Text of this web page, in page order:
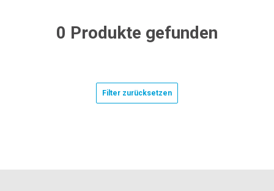
0 Produkte gefunden
Filter zurücksetzen